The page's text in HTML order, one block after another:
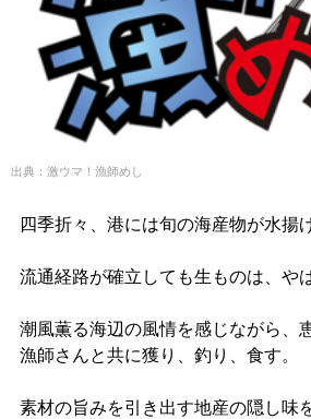
出典：激ウマ！漁師めし
四季折々、港には旬の海産物が水揚
流通経路が確立しても生ものは、や
潮風薫る海辺の風情を感じながら、
漁師さんと共に獲り、釣り、食す。
素材の旨みを引き出す地産の隠し味